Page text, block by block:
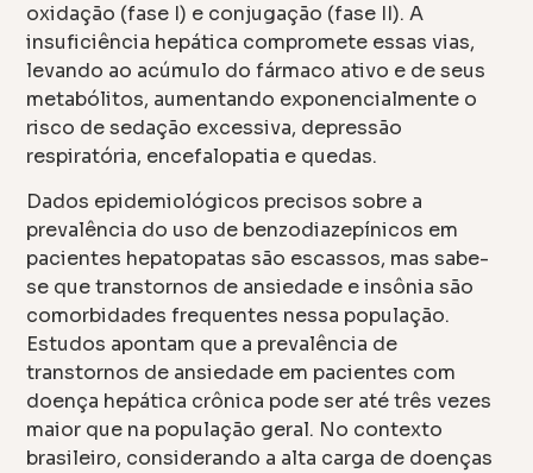
oxidação (fase I) e conjugação (fase II). A
insuficiência hepática compromete essas vias,
levando ao acúmulo do fármaco ativo e de seus
metabólitos, aumentando exponencialmente o
risco de sedação excessiva, depressão
respiratória, encefalopatia e quedas.
Dados epidemiológicos precisos sobre a
prevalência do uso de benzodiazepínicos em
pacientes hepatopatas são escassos, mas sabe-
se que transtornos de ansiedade e insônia são
comorbidades frequentes nessa população.
Estudos apontam que a prevalência de
transtornos de ansiedade em pacientes com
doença hepática crônica pode ser até três vezes
maior que na população geral. No contexto
brasileiro, considerando a alta carga de doenças